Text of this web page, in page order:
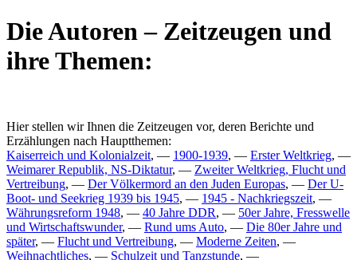
Die Autoren – Zeitzeugen und
ihre Themen:
Hier stellen wir Ihnen die Zeitzeugen vor, deren Berichte und
Erzählungen nach Hauptthemen:
Kaiserreich und Kolonialzeit, — 1900-1939, — Erster Weltkrieg, —
Weimarer Republik, NS-Diktatur, — Zweiter Weltkrieg, Flucht und
Vertreibung, — Der Völkermord an den Juden Europas, — Der U-
Boot- und Seekrieg 1939 bis 1945, — 1945 - Nachkriegszeit, —
Währungsreform 1948, — 40 Jahre DDR, — 50er Jahre, Fresswelle
und Wirtschaftswunder, — Rund ums Auto, — Die 80er Jahre und
später, — Flucht und Vertreibung, — Moderne Zeiten, —
Weihnachtliches, — Schulzeit und Tanzstunde, —